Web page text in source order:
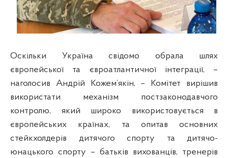
Оскільки Україна свідомо обрала шлях
європейської та євроатлантичної інтеграції, –
наголосив Андрій Кожем’якін, – Комітет вирішив
використати механізм постзаконодавчого
контролю, який широко використовується в
європейських країнах, та опитав основних
стейкхолдерів дитячого спорту та дитячо-
юнацького спорту – батьків вихованців, тренерів